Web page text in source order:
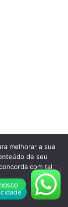
melhorar a sua
de seu
com tal